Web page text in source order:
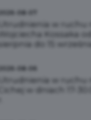
Utrudnienia w ruchu
Wojciecha Kossaka od
sierpnia do 15
Utrudnienia w ruchu
Cichej w dniach 17-